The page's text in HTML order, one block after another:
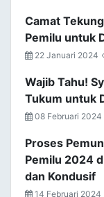
Camat
Pemilu untuk
22 Januari 2024
Wajib Tahu!
Tukum untuk
08 Februari 2024
Proses
Pemilu 2024
dan Kondusif
14 Februari 2024